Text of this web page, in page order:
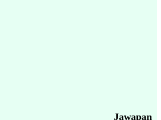
Jawapan